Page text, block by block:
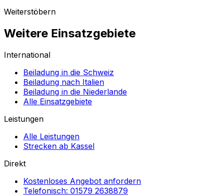
Weiterstöbern
Weitere Einsatzgebiete
International
Beiladung in die Schweiz
Beiladung nach Italien
Beiladung in die Niederlande
Alle Einsatzgebiete
Leistungen
Alle Leistungen
Strecken ab Kassel
Direkt
Kostenloses Angebot anfordern
Telefonisch: 01579 2638879